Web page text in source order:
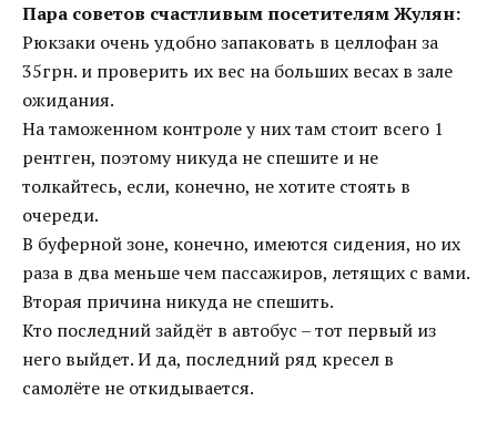
Пара советов счастливым посетителям Жулян:
Рюкзаки очень удобно запаковать в целлофан за
35грн. и проверить их вес на больших весах в зале
ожидания.
На таможенном контроле у них там стоит всего 1
рентген, поэтому никуда не спешите и не
толкайтесь, если, конечно, не хотите стоять в
очереди.
В буферной зоне, конечно, имеются сидения, но их
раза в два меньше чем пассажиров, летящих с вами.
Вторая причина никуда не спешить.
Кто последний зайдёт в автобус – тот первый из
него выйдет. И да, последний ряд кресел в
самолёте не откидывается.